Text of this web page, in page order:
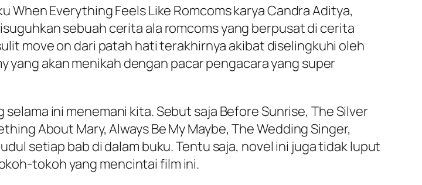
Everything Feels Like Romcoms karya Candra Aditya,
sebuah cerita ala romcoms yang berpusat di cerita
move on dari patah hati terakhirnya akibat diselingkuhi oleh
akan menikah dengan pacar pengacara yang super
ini menemani kita. Sebut saja Before Sunrise, The Silver
About Mary, Always Be My Maybe, The Wedding Singer,
setiap bab di dalam buku. Tentu saja, novel ini juga tidak luput
tokoh yang mencintai film ini.